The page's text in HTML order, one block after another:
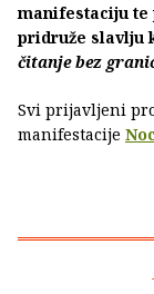
manifestaciju te
pridruže slavlju
čitanje bez
Svi prijavljeni
manifestacije